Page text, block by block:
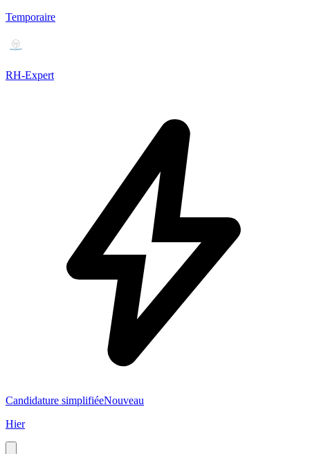
Temporaire
RH-Expert
Candidature simplifiéeNouveau
Hier